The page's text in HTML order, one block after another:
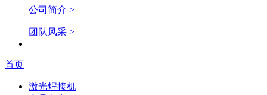
公司简介 >
团队风采 >
首页
激光焊接机